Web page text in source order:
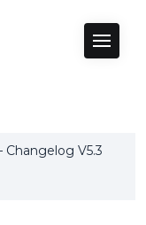
Changelog V5.3